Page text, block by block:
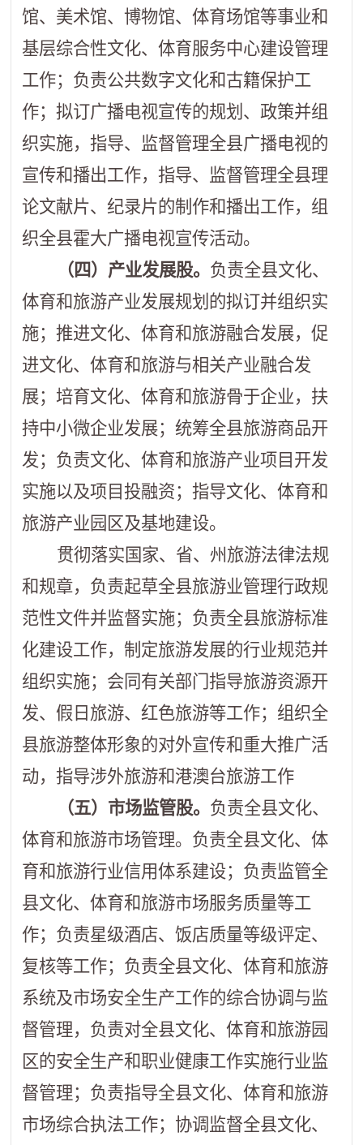
馆、美术馆、博物馆、体育场馆等事业和
基层综合性文化、体育服务中心建设管理
工作；负责公共数字文化和古籍保护工
作；拟订广播电视宣传的规划、政策并组
织实施，指导、监督管理全县广播电视的
宣传和播出工作，指导、监督管理全县理
论文献片、纪录片的制作和播出工作，组
织全县霍大广播电视宣传活动。
（四）产业发展股。 负责全县文化、
体育和旅游产业发展规划的拟订并组织实
施；推进文化、体育和旅游融合发展，促
进文化、体育和旅游与相关产业融合发
展；培育文化、体育和旅游骨于企业，扶
持中小微企业发展；统筹全县旅游商品开
发；负责文化、体育和旅游产业项目开发
实施以及项目投融资；指导文化、体育和
旅游产业园区及基地建设。
贯彻落实国家、省、州旅游法律法规
和规章，负责起草全县旅游业管理行政规
范性文件并监督实施；负责全县旅游标准
化建设工作，制定旅游发展的行业规范并
组织实施；会同有关部门指导旅游资源开
发、假日旅游、红色旅游等工作；组织全
县旅游整体形象的对外宣传和重大推广活
动，指导涉外旅游和港澳台旅游工作
（五）市场监管股。 负责全县文化、
体育和旅游市场管理。负责全县文化、体
育和旅游行业信用体系建设；负责监管全
县文化、体育和旅游市场服务质量等工
作；负责星级酒店、饭店质量等级评定、
复核等工作；负责全县文化、体育和旅游
系统及市场安全生产工作的综合协调与监
督管理，负责对全县文化、体育和旅游园
区的安全生产和职业健康工作实施行业监
督管理；负责指导全县文化、体育和旅游
市场综合执法工作；协调监督全县文化、